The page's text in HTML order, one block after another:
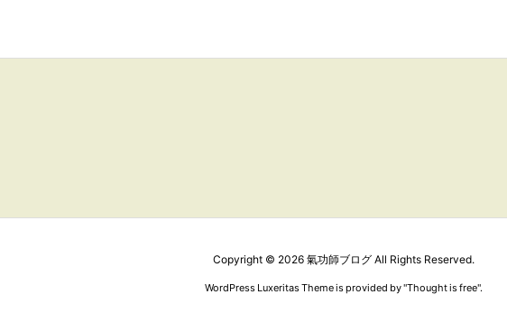
Copyright © 2026 氣功師ブログ All Rights Reserved.
WordPress Luxeritas Theme is provided by "Thought is free".